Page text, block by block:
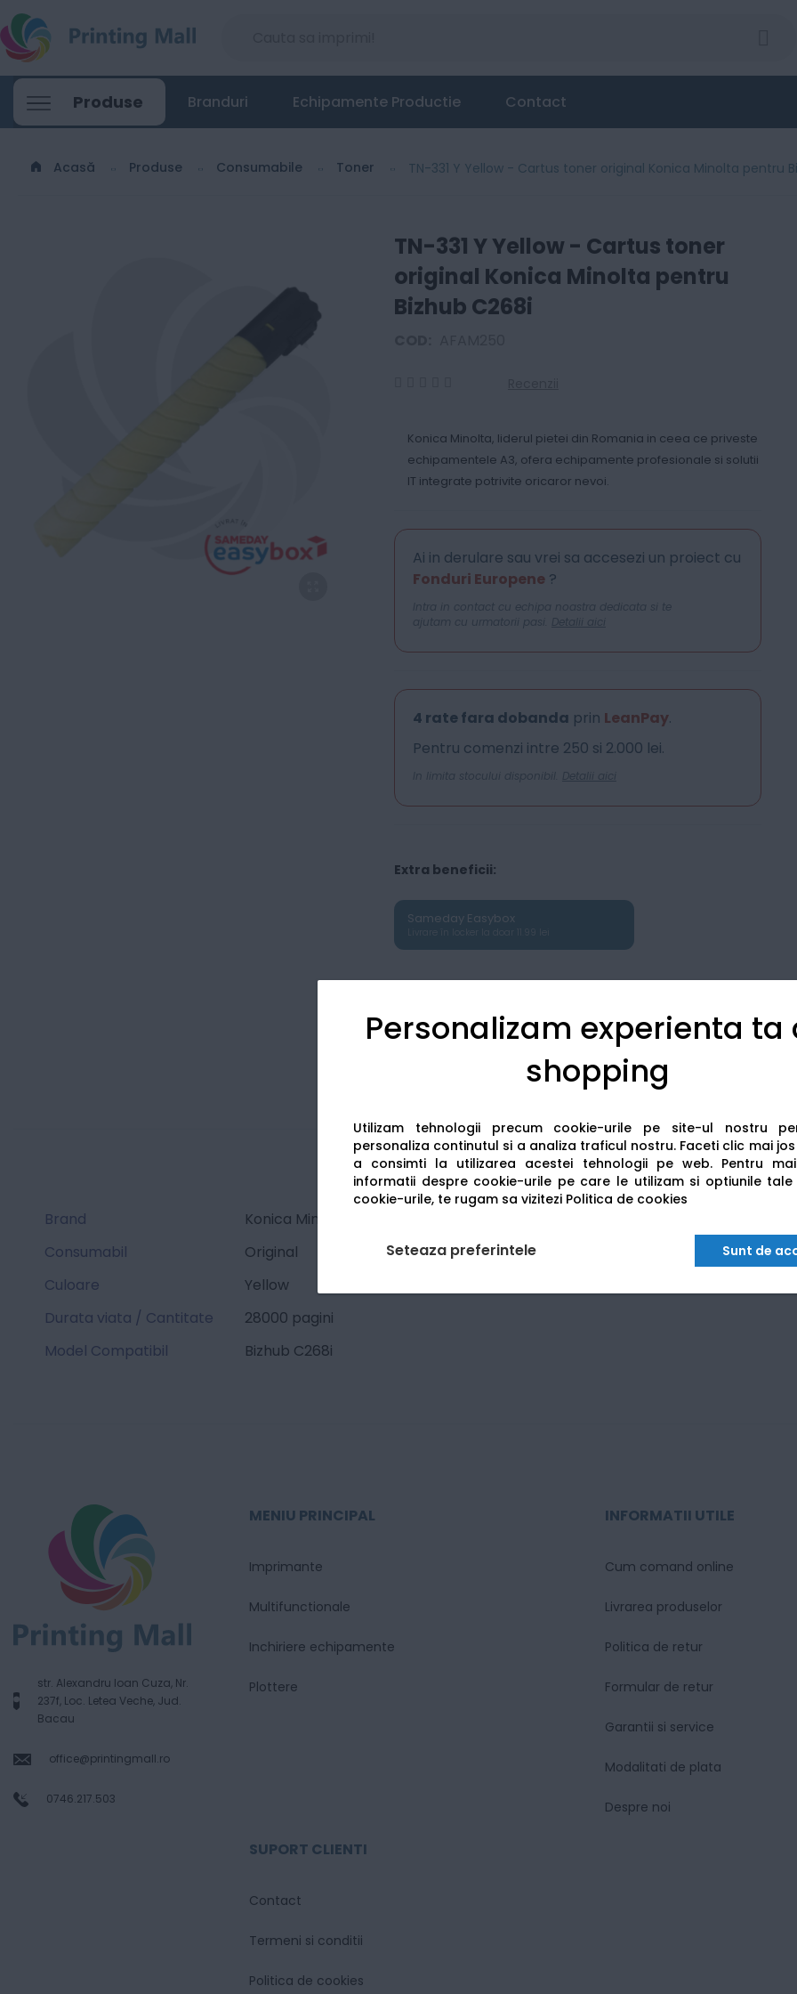
Personalizam experienta ta
shopping
Utilizam tehnologii precum cookie-urile pe site-ul nostru
personaliza continutul si a analiza traficul nostru. Faceti clic mai
a consimti la utilizarea acestei tehnologii pe web. Pentru
informatii despre cookie-urile pe care le utilizam si optiunile tale
cookie-urile, te rugam sa vizitezi Politica de cookies
Seteaza preferintele Sunt de
Produse Branduri Echipamente Productie Contact
Acasă Produse Consumabile Toner TN-331 Y Yellow - Cartus toner original Konica Minolta pentru
TN-331 Y Yellow - Cartus toner
original Konica Minolta pentru
Bizhub C268i
Konica Minolta, liderul pietei din Romania in ceea ce priveste
echipamentele A3, ofera echipamente profesionale si solutii
IT integrate potrivite oricaror nevoi.
Ai in derulare sau vrei sa accesezi un proiect cu
Fonduri Europene?
Intra in contact cu echipa noastra dedicata si te
ajutam cu urmatorii pasi. Detalii aici
4 rate fara dobanda prin LeanPay.
Pentru comenzi intre 250 si 2.000 lei.
In limita stocului disponibil. Detalii aici
Extra beneficii:
Sameday Easybox
TN-331 Y Yellow - Cartus toner original Konica Minolta pentru Bizhub C268i
618 Lei
Brand
Konica Minolta
Consumabil
Original
Culoare
Yellow
Durata viata / Cantitate
28000 pagini
Model Compatibil
Bizhub C268i
str. Alexandru Ioan Cuza, Nr.
237f, Loc. Letea Veche, Jud.
Bacau
office@printingmall.ro
0746.217.503
MENIU PRINCIPAL
Imprimante
Multifunctionale
Inchiriere echipamente
Plottere
INFORMATII UTILE
Cum comand online
Livrarea produselor
Politica de retur
Formular de retur
Garantii si service
Modalitati de plata
Despre noi
SUPORT CLIENTI
Contact
Termeni si conditii
Politica de cookies